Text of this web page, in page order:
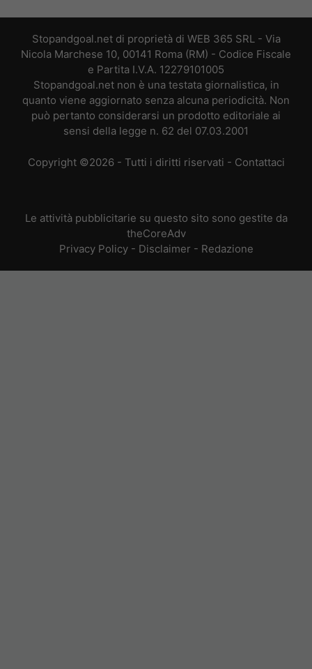
Stopandgoal.net di proprietà di WEB 365 SRL - Via
Nicola Marchese 10, 00141 Roma (RM) - Codice Fiscale
e Partita I.V.A. 12279101005
Stopandgoal.net non è una testata giornalistica, in
quanto viene aggiornato senza alcuna periodicità. Non
può pertanto considerarsi un prodotto editoriale ai
sensi della legge n. 62 del 07.03.2001
Copyright ©2026 - Tutti i diritti riservati - Contattaci
Le attività pubblicitarie su questo sito sono gestite da
theCoreAdv
Privacy Policy- Disclaimer - Redazione